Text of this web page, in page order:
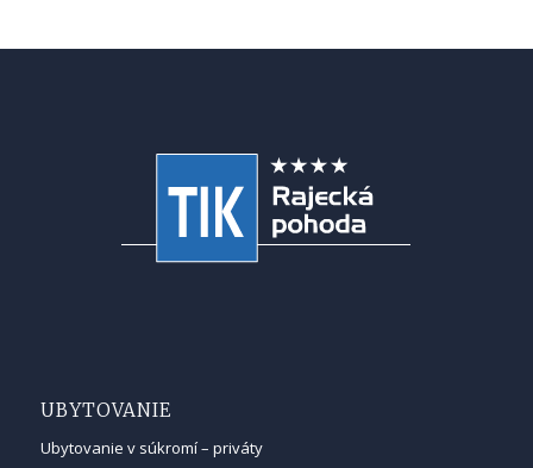
UBYTOVANIE
Ubytovanie v súkromí – priváty